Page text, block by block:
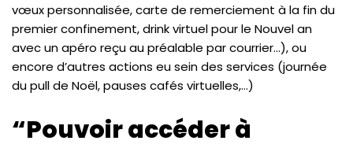
vœux personnalisée, carte de remerciement à la fin du
premier confinement, drink virtuel pour le Nouvel an
avec un apéro reçu au préalable par courrier…), ou
encore d’autres actions eu sein des services (journée
du pull de Noël, pauses cafés virtuelles,…)
“Pouvoir accéder à